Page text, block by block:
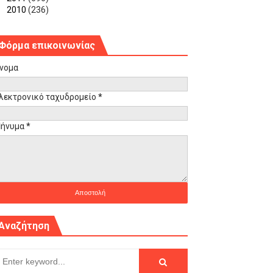
2010 (236)
επικοινωνίας
ταχυδρομείο *
*